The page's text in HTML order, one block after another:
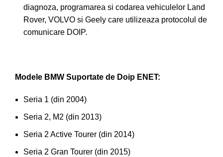
diagnoza, programarea si codarea vehiculelor Land
Rover, VOLVO si Geely care utilizeaza protocolul de
comunicare DOIP.
Modele BMW Suportate de Doip ENET:
Seria 1 (din 2004)
Seria 2, M2 (din 2013)
Seria 2 Active Tourer (din 2014)
Seria 2 Gran Tourer (din 2015)